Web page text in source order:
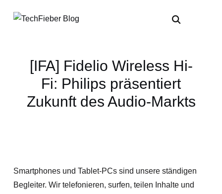
[IFA] Fidelio Wireless Hi-
Fi: Philips präsentiert
Zukunft des Audio-Markts
Smartphones und Tablet-PCs sind unsere ständigen
Begleiter. Wir telefonieren, surfen, teilen Inhalte und